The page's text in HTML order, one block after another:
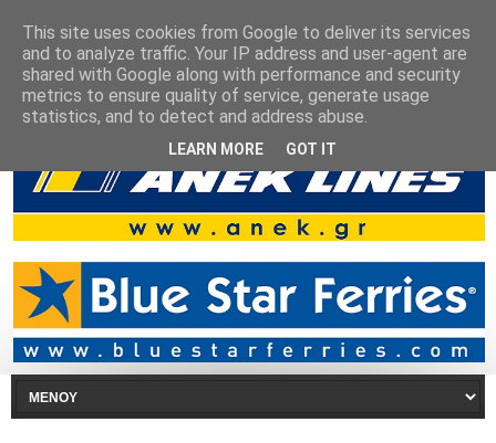
This site uses cookies from Google to deliver its services
and to analyze traffic. Your IP address and user-agent are
shared with Google along with performance and security
metrics to ensure quality of service, generate usage
statistics, and to detect and address abuse.
LEARN MORE GOT IT